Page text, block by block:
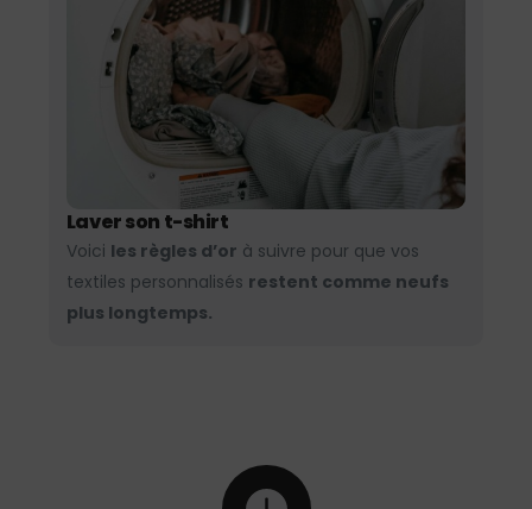
Laver son t-shirt
Voici les règles d’or à suivre pour que vos
textiles personnalisés restent comme neufs
plus longtemps.